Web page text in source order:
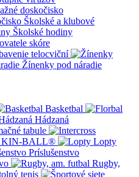
doskočisko
Školské a klubové
Školské hodiny
skóre
telocviční
Žínenky pod náradie
Basketbal
Hádzaná
tabule
KIN-BALL®
Lopty
Príslušenstvo
Rugby,
tenis